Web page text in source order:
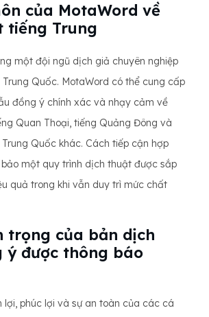
của MotaWord về
tiếng Trung
một đội ngũ dịch giả chuyên nghiệp
Quốc. MotaWord có thể cung cấp
đồng ý chính xác và nhạy cảm về
Quan Thoại, tiếng Quảng Đông và
Quốc khác. Cách tiếp cận hợp
một quy trình dịch thuật được sắp
quả trong khi vẫn duy trì mức chất
trọng của bản dịch
ý được thông báo
lợi, phúc lợi và sự an toàn của các cá